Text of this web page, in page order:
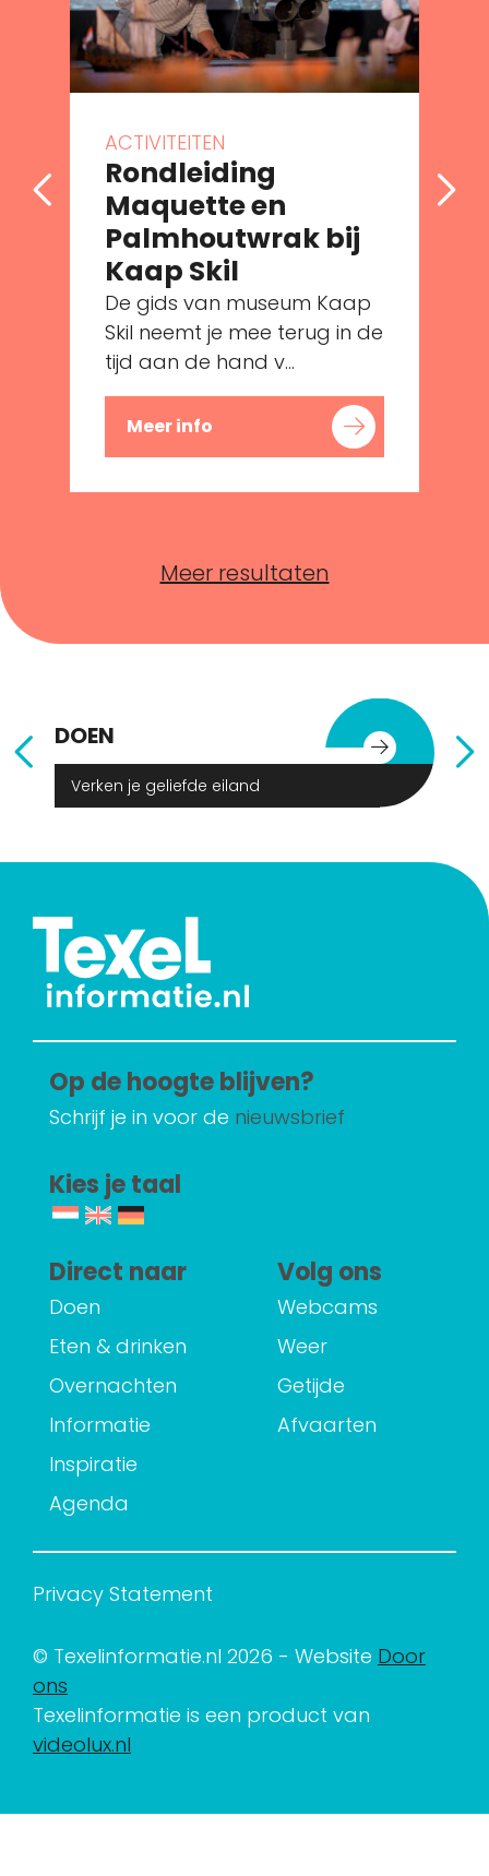
ACTIVITEITEN
Rondleiding
Maquette en
Palmhoutwrak bij
Kaap Skil
De gids van museum Kaap
Skil neemt je mee terug in de
tijd aan de hand v...
Meer info
Meer resultaten
DOEN
Verken je geliefde eiland
Op de hoogte blijven?
Schrijf je in voor de nieuwsbrief
Kies je taal
Direct naar
Doen
Eten & drinken
Overnachten
Informatie
Inspiratie
Agenda
Volg ons
Webcams
Weer
Getijde
Afvaarten
Privacy Statement
© Texelinformatie.nl 2026 - Website Door
ons
Texelinformatie is een product van
videolux.nl